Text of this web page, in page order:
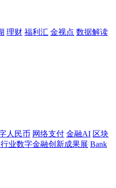
理财 福利汇 金视点 数据解读
人民币 网络支付 金融AI 区块
业数字金融创新成果展 Bank